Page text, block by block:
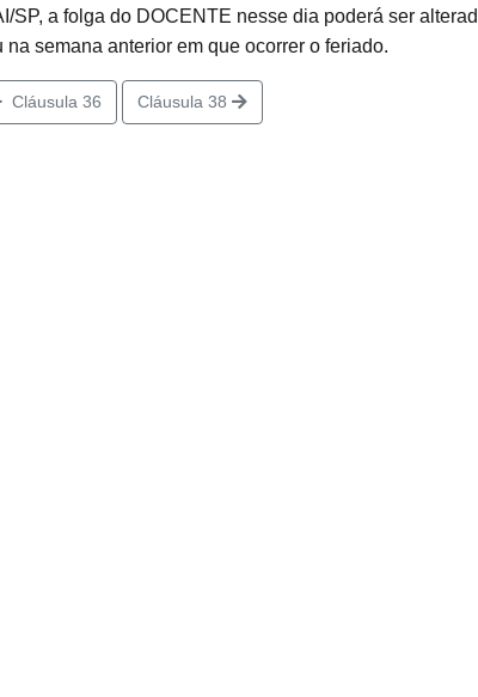
SP, a folga do DOCENTE nesse dia poderá ser
semana anterior em que ocorrer o feriado.
Cláusula 36 Cláusula 38